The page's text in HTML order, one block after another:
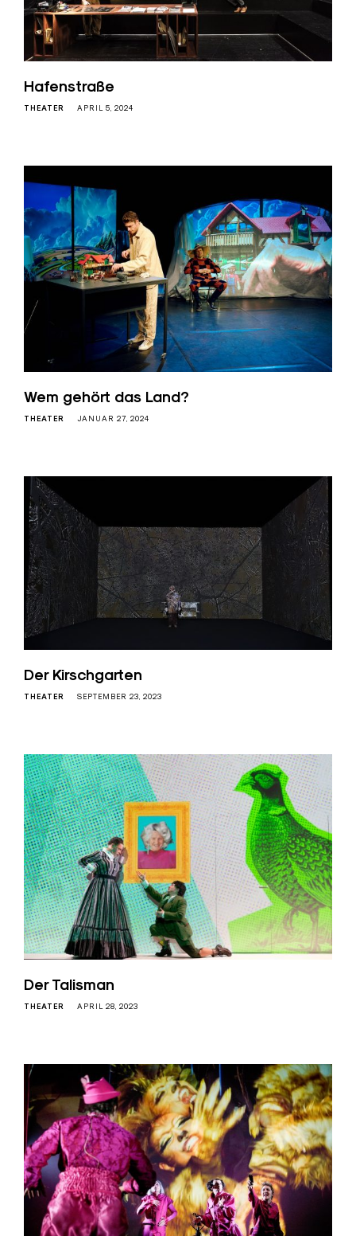
Hafenstraße
THEATER APRIL 5, 2024
Wem gehört das Land?
THEATER JANUAR 27, 2024
Der Kirschgarten
THEATER SEPTEMBER 23, 2023
Der Talisman
THEATER APRIL 28, 2023